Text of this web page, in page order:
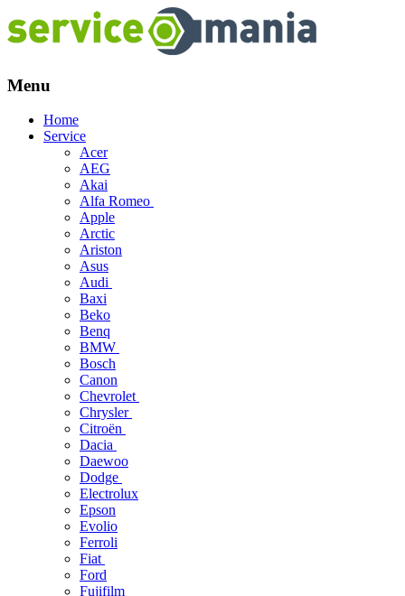
Menu
Skip
Home
Service
Acer
AEG
Akai
Alfa Romeo
Apple
Arctic
Ariston
Asus
Audi
Baxi
Beko
Benq
BMW
Bosch
Canon
Chevrolet
Chrysler
Citroën
Dacia
Daewoo
Dodge
Electrolux
Epson
Evolio
Ferroli
Fiat
Ford
Fujifilm